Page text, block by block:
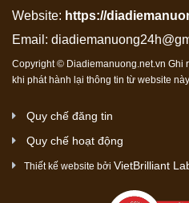
Website: https://
Email:
Copyright © Diadiemanuong.net.vn Ghi
khi phát hành lại thông tin từ website
Quy chế đăng tin
Quy chế hoạt động
Thiết kế website bởi VietBrilliant